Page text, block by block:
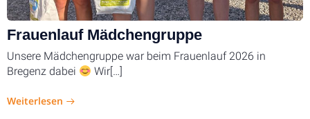
Frauenlauf Mädchengruppe
Unsere Mädchengruppe war beim Frauenlauf 2026 in
Bregenz dabei
Wir[…]
Weiterlesen